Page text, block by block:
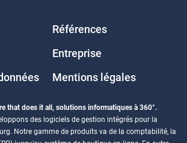
Références
Entreprise
Mentions légales
that does it all, solutions informatiques à 360°.
des logiciels de gestion intégrés pour la
Notre gamme de produits va de la comptabilité, la